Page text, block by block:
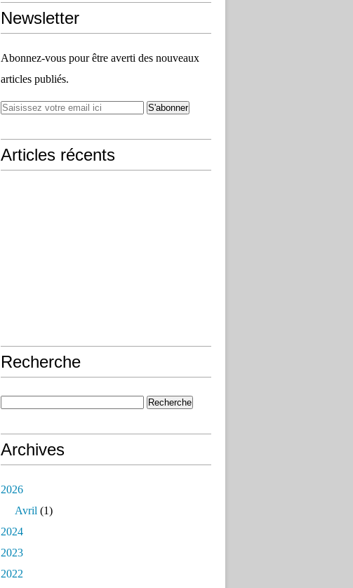
Newsletter
Abonnez-vous pour être averti des nouveaux
articles publiés.
Articles récents
Recherche
Archives
2026
Avril (1)
2024
2023
2022